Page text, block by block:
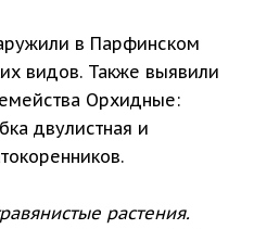
в Парфинском
видов. Также выявили
Орхидные:
двулистная и
растения.